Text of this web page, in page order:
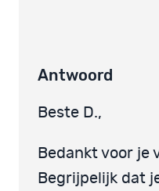
Antwoord
Beste D.,
Bedankt voor je
Begrijpelijk dat